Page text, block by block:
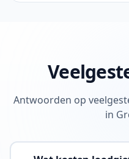
Antwoorden op
in